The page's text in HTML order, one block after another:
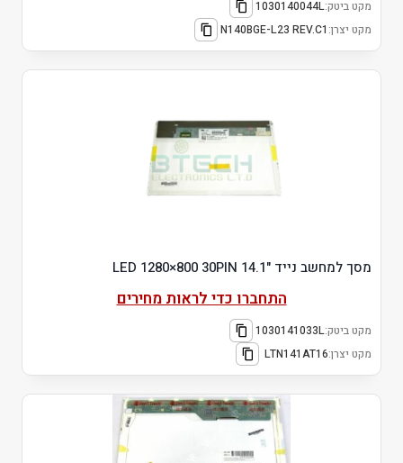
מקט ביטק:1030140044L
מקט יצרן: N140BGE-L23 REV.C1
מסך למחשב נייד "14.1 LED 1280×800 30PIN
התחברו כדי לראות מחירים
מקט ביטק:1030141033L
מקט יצרן:LTN141AT16